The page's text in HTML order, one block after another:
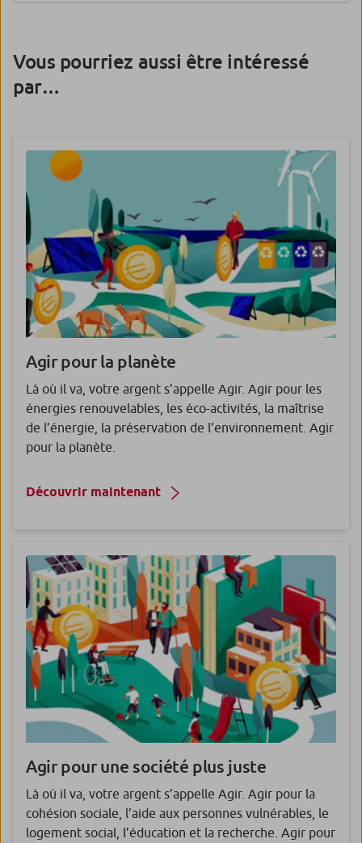
Vous pourriez aussi être intéressé
par…
Agir pour la planète
Là où il va, votre argent s’appelle Agir. Agir pour les
énergies renouvelables, les éco-activités, la maîtrise
de l’énergie, la préservation de l’environnement. Agir
pour la planète.
Découvrir maintenant
Agir pour une société plus juste
Là où il va, votre argent s’appelle Agir. Agir pour la
cohésion sociale, l’aide aux personnes vulnérables, le
logement social, l’éducation et la recherche. Agir pour